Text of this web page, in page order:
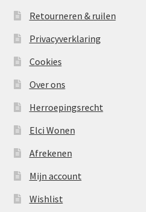
Retourneren & ruilen
Privacyverklaring
Cookies
Over ons
Herroepingsrecht
Elci Wonen
Afrekenen
Mijn account
Wishlist